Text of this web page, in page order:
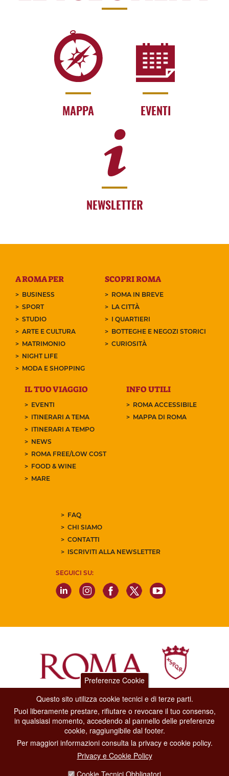
MAPPA EVENTI
NEWSLETTER
A ROMA PER
BUSINESS
SPORT
STUDIO
ARTE E CULTURA
MATRIMONIO
NIGHT LIFE
MODA E SHOPPING
SCOPRI ROMA
ROMA IN BREVE
LA CITTÀ
I QUARTIERI
BOTTEGHE E NEGOZI STORICI
CURIOSITÀ
IL TUO VIAGGIO
EVENTI
ITINERARI A TEMA
ITINERARI A TEMPO
NEWS
ROMA FREE/LOW COST
FOOD & WINE
MARE
INFO UTILI
ROMA ACCESSIBILE
MAPPA DI ROMA
FAQ
CHI SIAMO
CONTATTI
ISCRIVITI ALLA NEWSLETTER
SEGUICI SU:
Dipartimento Grandi Eventi, Sport, Turismo e Moda.
Via di San Basilio, 51
00187 Roma
CONTACT CENTER TEL. 06 06 08
CONTATTA LA REDAZIONE
Preferenze Cookie
Questo sito utilizza cookie tecnici e di terze parti.
Puoi liberamente prestare, rifiutare o revocare il tuo consenso,
in qualsiasi momento, accedendo al pannello delle preferenze
cookie, raggiungibile dal footer.
Per maggiori informazioni consulta la privacy e cookie policy.
Privacy e Cookie Policy
Cookie Tecnici Obbligatori